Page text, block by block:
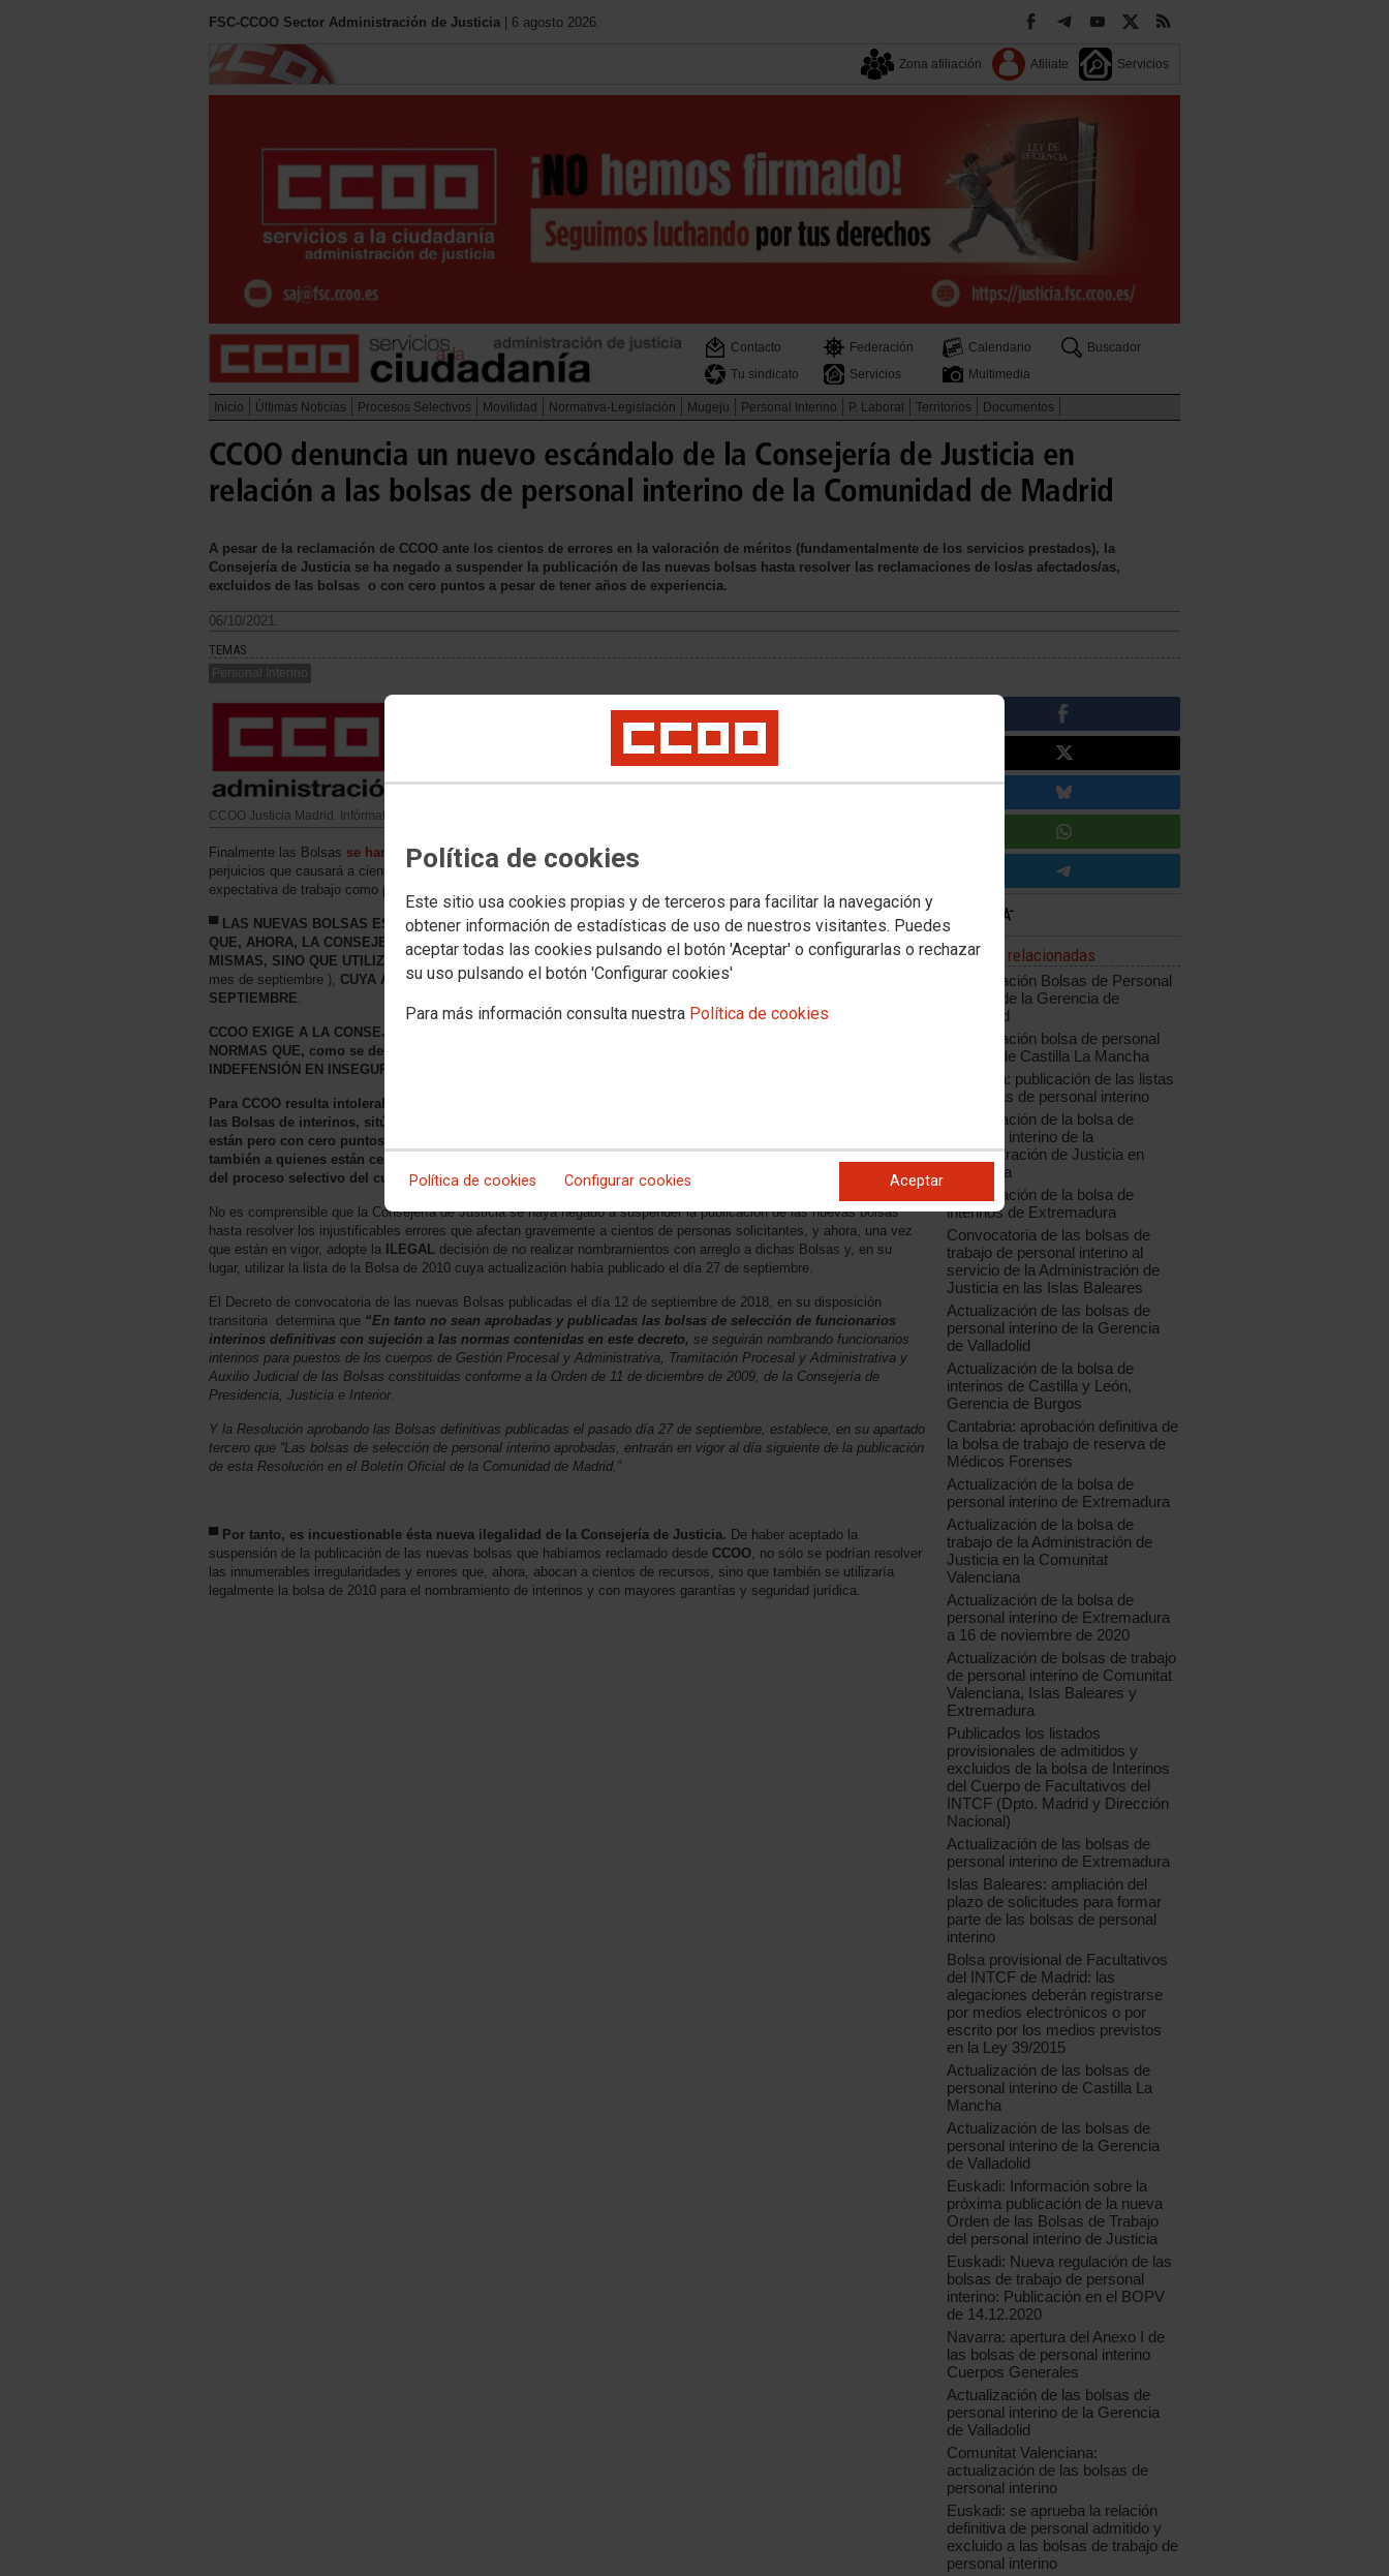
Política de cookies
Este sitio usa cookies propias y de terceros para facilitar la navegación y
obtener información de estadísticas de uso de nuestros visitantes. Puedes
aceptar todas las cookies pulsando el botón 'Aceptar' o configurarlas o rechazar
su uso pulsando el botón 'Configurar cookies'
Para más información consulta nuestra Política de cookies
Política de cookies Configurar cookies Aceptar
FSC-CCOO Sector Administración de Justicia | 6 agosto 2026.
Zona afiliación Afiliate Servicios
Contacto Federación Calendario
Buscador
Tu sindicato
Servicios Multimedia
Inicio Últimas Noticias Procesos Selectivos Movilidad Normativa-Legislación Mugeju Personal Interino P. Laboral Territorios Documentos
CCOO denuncia un nuevo escándalo de la Consejería de Justicia en
relación a las bolsas de personal interino de la Comunidad de Madrid
A pesar de la reclamación de CCOO ante los cientos de errores en la valoración de méritos (fundamentalmente de los servicios prestados), la
Consejería de Justicia se ha negado a suspender la publicación de las nuevas bolsas hasta resolver las reclamaciones de los/as afectados/as,
excluidos de las bolsas o con cero puntos a pesar de tener años de experiencia.
06/10/2021.
TEMAS
Personal Interino
CCOO Justicia Madrid. Infórmate
Finalmente las Bolsas se han publicado el pasado día 27 de septiembre en el BOCM
perjuicios que causará a cientos de personas que, por su negligente actuación no tienen ninguna posibilidad, ninguna
expectativa de trabajo como personal interino en la Comunidad de Madrid.
▀ LAS NUEVAS BOLSAS ESTÁN VIGENTES DESDE EL DÍA 28 DE SEPTIEMBRE, PERO HEMOS CONOCIDO
QUE, AHORA, LA CONSEJERÍA NO EMPEZARÁ A NOMBRAR PERSONAL INTERINO CON ARREGLO A LA
MISMAS, SINO QUE UTILIZARÁ LAS LISTAS DE LA BOLSA DE 2010
(ya derogadas desde el día 28 del pasado
mes de septiembre ), CUYA ACTUALIZACIÓN HABÍA PUBLICADO EN LA PÁGINA WEB CON FECHA DÍA 27 DE
SEPTIEMBRE.
CCOO EXIGE A LA CONSEJERÍA DE JUSTICIA, como mínimo, RESPETO A LA LEGALIDAD, A SUS PROPIAS
NORMAS QUE, como se demuestra, APLICA SIEMPRE DE FORMA ARBITRIA, CAUSANDO GRAVE
INDEFENSIÓN EN INSEGURIDAD JURÍDICA.
Para CCOO resulta intolerable la situación de indefensión y la inseguridad jurídica en la que, en relación con
las Bolsas de interinos, sitúa la Consejería de Justicia a los integrantes de las mismas, a los excluidos o que sí
están pero con cero puntos a pesar de haber acreditado experiencia (incluso con la puntuación máxima), pero
también a quienes están cesando éstos días o cesarán próximamente con ocasión de la resolución definitiva
del proceso selectivo del cuerpo de Tramitación Procesal.
No es comprensible que la Consejería de Justicia se haya negado a suspender la publicación de las nuevas bolsas
hasta resolver los injustificables errores que afectan gravemente a cientos de personas solicitantes, y ahora, una vez
que están en vigor, adopte la
ILEGAL decisión de no realizar nombramientos con arreglo a dichas Bolsas y, en su
lugar, utilizar la lista de la Bolsa de 2010 cuya actualización había publicado el día 27 de septiembre.
El Decreto de convocatoria de las nuevas Bolsas publicadas el día 12 de septiembre de 2018, en su disposición
transitoria determina que “En tanto no sean aprobadas y publicadas las bolsas de selección de funcionarios
interinos definitivas con sujeción a las normas contenidas en este decreto, se seguirán nombrando funcionarios
interinos para puestos de los cuerpos de Gestión Procesal y Administrativa, Tramitación Procesal y Administrativa y
Auxilio Judicial de las Bolsas constituidas conforme a la Orden de 11 de diciembre de 2009, de la Consejería de
Presidencia, Justicia e Interior.
Y la Resolución aprobando las Bolsas definitivas publicadas el pasado día 27 de septiembre, establece, en su apartado
tercero que “Las bolsas de selección de personal interino aprobadas, entrarán en vigor al día siguiente de la publicación
de esta Resolución en el Boletín Oficial de la Comunidad de Madrid.”
▀ Por tanto, es incuestionable ésta nueva ilegalidad de la Consejería de Justicia. De haber aceptado la
suspensión de la publicación de las nuevas bolsas que habíamos reclamado desde CCOO, no sólo se podrían resolver
las innumerables irregularidades y errores que, ahora, abocan a cientos de recursos, sino que también se utilizaría
legalmente la bolsa de 2010 para el nombramiento de interinos y con mayores garantías y seguridad jurídica.
Noticias relacionadas
Actualización Bolsas de Personal
Interino de la Gerencia de
Valladolid
Actualización bolsa de personal
interino de Castilla La Mancha
Cataluña: publicación de las listas
definitivas de personal interino
Actualización de la bolsa de
personal interino de la
Administración de Justicia en
Cantabria
Actualización de la bolsa de
interinos de Extremadura
Convocatoria de las bolsas de
trabajo de personal interino al
servicio de la Administración de
Justicia en las Islas Baleares
Actualización de las bolsas de
personal interino de la Gerencia
de Valladolid
Actualización de la bolsa de
interinos de Castilla y León,
Gerencia de Burgos
Cantabria: aprobación definitiva de
la bolsa de trabajo de reserva de
Médicos Forenses
Actualización de la bolsa de
personal interino de Extremadura
Actualización de la bolsa de
trabajo de la Administración de
Justicia en la Comunitat
Valenciana
Actualización de la bolsa de
personal interino de Extremadura
a 16 de noviembre de 2020
Actualización de bolsas de trabajo
de personal interino de Comunitat
Valenciana, Islas Baleares y
Extremadura
Publicados los listados
provisionales de admitidos y
excluidos de la bolsa de Interinos
del Cuerpo de Facultativos del
INTCF (Dpto. Madrid y Dirección
Nacional)
Actualización de las bolsas de
personal interino de Extremadura
Islas Baleares: ampliación del
plazo de solicitudes para formar
parte de las bolsas de personal
interino
Bolsa provisional de Facultativos
del INTCF de Madrid: las
alegaciones deberán registrarse
por medios electrónicos o por
escrito por los medios previstos
en la Ley 39/2015
Actualización de las bolsas de
personal interino de Castilla La
Mancha
Actualización de las bolsas de
personal interino de la Gerencia
de Valladolid
Euskadi: Información sobre la
próxima publicación de la nueva
Orden de las Bolsas de Trabajo
del personal interino de Justicia
Euskadi: Nueva regulación de las
bolsas de trabajo de personal
interino: Publicación en el BOPV
de 14.12.2020
Navarra: apertura del Anexo I de
las bolsas de personal interino
Cuerpos Generales
Actualización de las bolsas de
personal interino de la Gerencia
de Valladolid
Comunitat Valenciana:
actualización de las bolsas de
personal interino
Euskadi: se aprueba la relación
definitiva de personal admitido y
excluido a las bolsas de trabajo de
personal interino